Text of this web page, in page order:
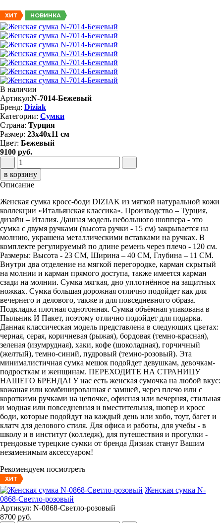
ХИТ НОВИНКА
В наличии
Артикул:N-7014-Бежевый
Бренд: Diziak
Категории: Сумки
Страна: Турция
Размер: 23х40х11 см
Цвет: Бежевый
9100 руб.
в корзину
Описание
Женская сумка кросс-боди DIZIAK из мягкой натуральной кожи
коллекции «Итальянская классика». Производство – Турция,
дизайн – Италия. Данная модель небольшого шоппера - это
сумка с двумя ручками (высота ручки - 15 см) закрывается на
молнию, украшена металлическими вставками на ручках. В
комплекте регулируемый по длине ремень через плечо - 120 см.
Размеры: Высота - 23 СМ, Ширина – 40 СМ, Глубина – 11 СМ.
Внутри два отделение на мягкой перегородке, карман скрытый
на молнии и карман прямого доступа, также имеется карман
сзади на молнии. Сумка мягкая, дно уплотнённое на защитных
ножках. Сумка большая дорожная отлично подойдет как для
вечернего и делового, также и для повседневного образа.
Подкладка плотная однотонная. Сумка объёмная упакована в
Пыльник И Пакет, поэтому отлично подойдет для подарка.
Данная классическая модель представлена в следующих цветах:
черная, серая, коричневая (рыжая), бордовая (темно-красная),
зеленая (изумрудная), хаки, кофе (шоколадная), горчичный
(желтый), темно-синий, пудровый (темно-розовый). Эта
минималистичная сумка мешок подойдет девушкам, девочкам-
подросткам и женщинам. ПЕРЕХОДИТЕ НА СТРАНИЦУ
НАШЕГО БРЕНДА! У нас есть женская сумочка на любой вкус:
кожаная или комбинированная с замшей, через плечо или с
короткими ручками на цепочке, офисная или вечерняя, стильная
и модная или повседневная и вместительная, шопер и кросс
боди, которые подойдут на каждый день или хобо, тоут, багет и
клатч для делового стиля. Для офиса и работы, для учебы - в
школу и в институт (колледж), для путешествия и прогулки -
трендовые турецкие сумки от бренда Дизиак станут Вашим
незаменимым аксессуаром!
Рекомендуем посмотреть
ХИТ
Женская сумка N-
0868-Светло-розовый
Артикул: N-0868-Светло-розовый
8700 руб.